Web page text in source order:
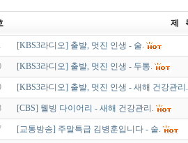
제
[KBS3라디오] 출발, 멋진 인생 - 술.
[KBS3라디오] 출발, 멋진 인생 - 두통.
[KBS3라디오] 출발, 멋진 인생 - 새해 건강관리.
[CBS] 웰빙 다이어리 - 새해 건강관리.
[교통방송] 주말특급 김병훈입니다 - 술.